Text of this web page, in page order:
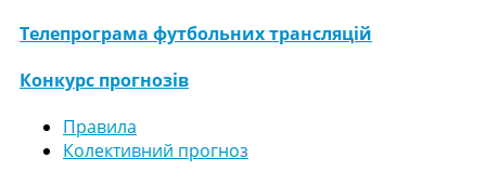
Телепрограма футбольних трансляцій
Конкурс прогнозів
Правила
Колективний прогноз